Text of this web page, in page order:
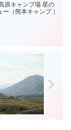
原キャンプ場 星の
（熊本キャンプ｜